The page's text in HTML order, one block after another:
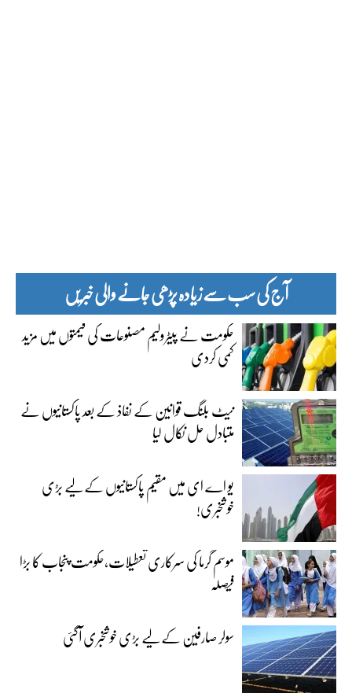
آج کی سب سے زیادہ پڑھی جانے والی خبریں
حکومت نے پیٹرولیم مصنوعات کی قیمتوں میں مزید
کمی کردی
نیٹ بلنگ قوانین کے نفاذ کے بعد پاکستانیوں نے
متبادل حل نکال لیا
یو اے ای میں مقیم پاکستانیوں کے لیے بڑی
خوشخبری!
موسم گرما کی سرکاری تعطیلات،حکومت پنجاب کا بڑا
فیصلہ
سولر صارفین کے لیے بڑی خوشخبری آگئی